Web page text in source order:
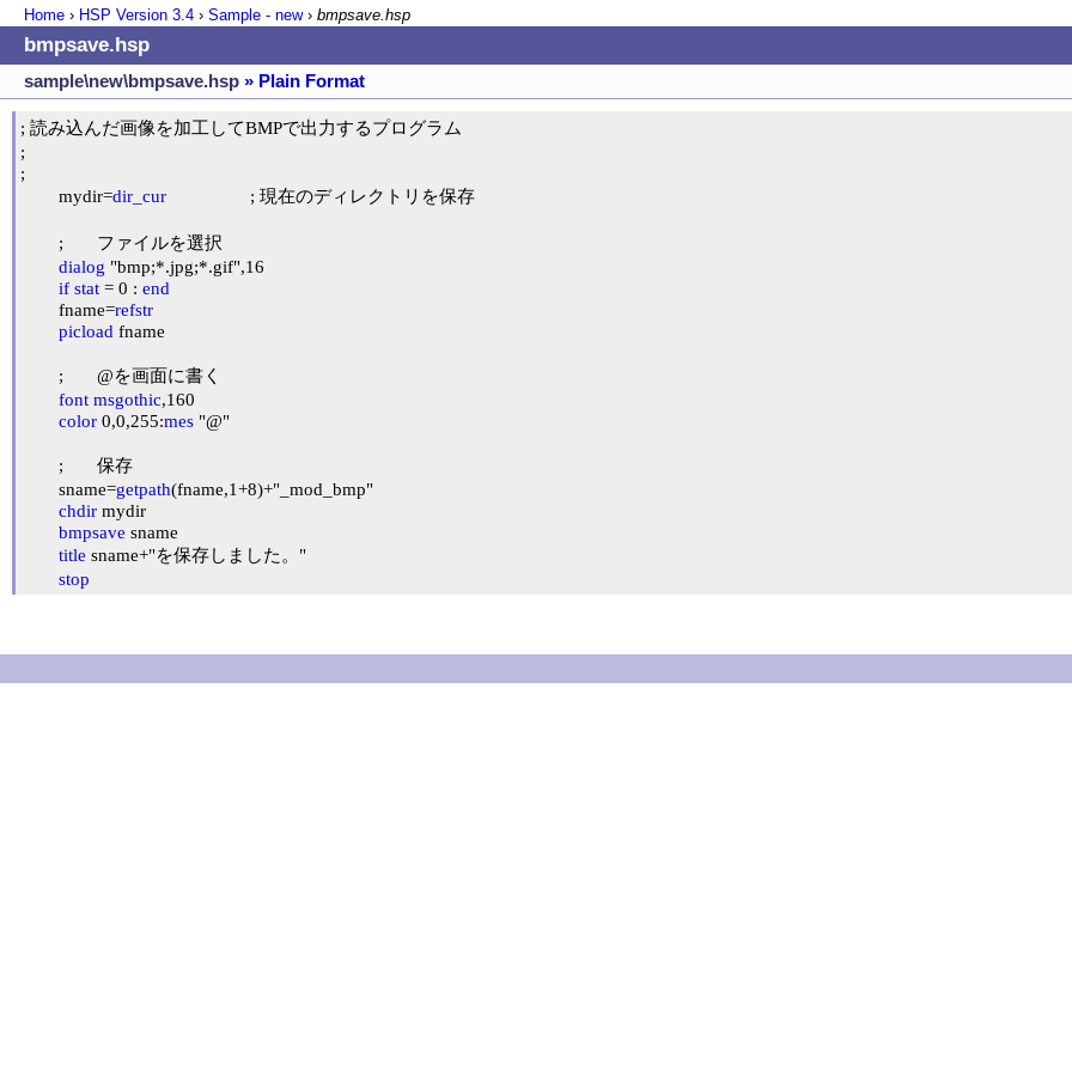
Home › HSP Version 3.4 › Sample - new› bmpsave.hsp
bmpsave.hsp
sample\new\bmpsave.hsp » Plain Format
; 読み込んだ画像を加工してBMPで出力するプログラム
;
;
	mydir=
dir_cur
dialog "bmp;*.jpg;*.gif",16
if stat = 0 : end
	fname=
refstr
picload fname
font msgothic,160
color 0,0,255:mes "@"
	sname=
getpath(fname,1+8)+"_mod_bmp"
chdir mydir
bmpsave sname
title sname+"を保存しました。"
stop